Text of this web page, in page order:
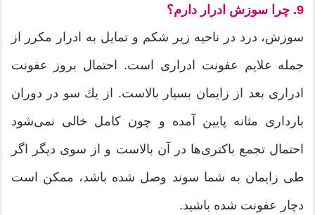
9. چرا سوزش ادرار دارم؟
سوزش، درد در ناحیه زیر شكم و تمایل به ادرار مكرر از
جمله علایم عفونت ادراری است. احتمال بروز عفونت
ادراری بعد از زایمان بسیار بالاست. از یك سو در دوران
بارداری مثانه پایین آمده و چون كامل خالی نمی‌شود
احتمال تجمع باكتری‌ها در آن بالاست و از سوی دیگر اگر
طی زایمان به شما سوند وصل شده باشد، ممكن است
دچار عفونت شده باشید.